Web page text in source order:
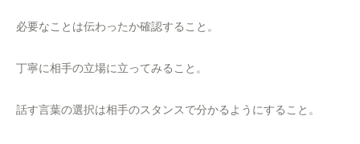
必要なことは伝わったか確認すること。
丁寧に相手の立場に立ってみること。
話す言葉の選択は相手のスタンスで分かるようにすること。